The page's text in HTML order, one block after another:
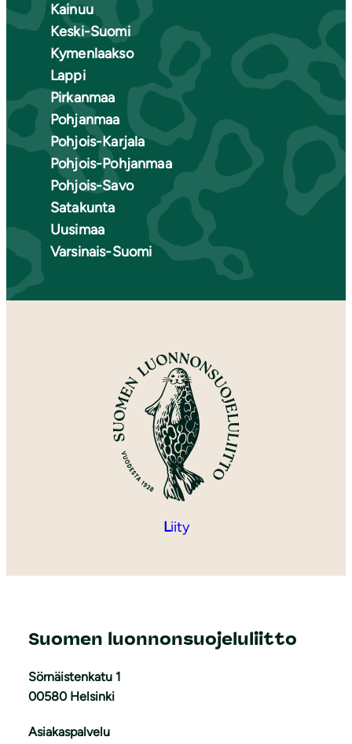
Kainuu
Keski-Suomi
Kymenlaakso
Lappi
Pirkanmaa
Pohjanmaa
Pohjois-Karjala
Pohjois-Pohjanmaa
Pohjois-Savo
Satakunta
Uusimaa
Varsinais-Suomi
Liity
Suomen luonnonsuojeluliitto
Sörnäistenkatu 1
00580 Helsinki
Asiakaspalvelu